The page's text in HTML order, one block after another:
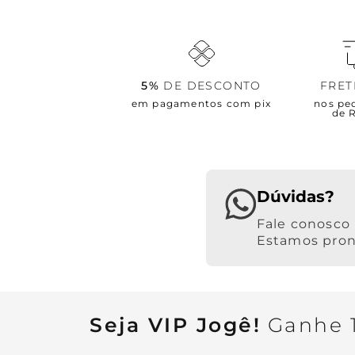
5% DE DESCONTO
em pagamentos com pix
nos
de
Dúvidas?
Estamos
Seja VIP Jogê! Ganhe